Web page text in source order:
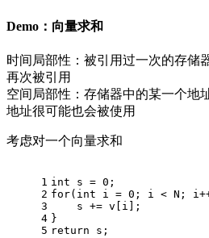
Demo：向量求和
时间局部性：被引用过一次的存储
再次被引用
空间局部性：存储器中的某一个地
地址很可能也会被使用
考虑对一个向量求和
1
2
3
4
5
int s = 0 ;
for( int i = 0 ; i < N;
    s += v[i];
}
return s;